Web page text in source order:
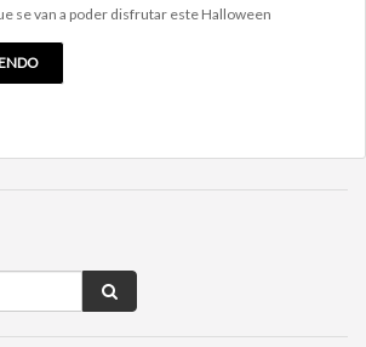
se van a poder disfrutar este Halloween